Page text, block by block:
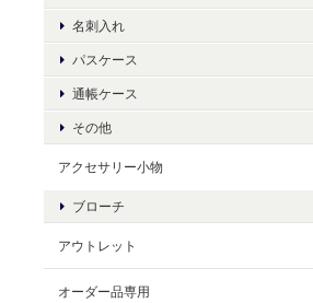
名刺入れ
パスケース
通帳ケース
その他
アクセサリー小物
ブローチ
アウトレット
オーダー品専用